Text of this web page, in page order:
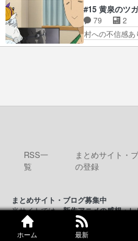
ホーム 最新
の何もない日
い。キュアエ
で謎解きさせ
コミどころが
くスカッっと
人の心があっ
と決別する回
#15 黄泉のツ
79 2
村への不信感
ンジが下界で
RSS一
覧
まとめサイト・
の登録
まとめサイト・ブログ募集中
当サイトでは、新作アニメの感想・
ています。